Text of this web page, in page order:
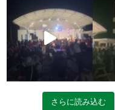
さらに読み込む